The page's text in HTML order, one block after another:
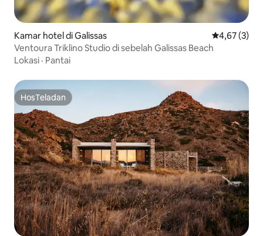
Kamar hotel di Galissas Nilai rata-
4,67 (3)
Ventoura Triklino Studio di sebelah Galissas Beach
Lokasi · Pantai
HosTeladan
HosTeladan